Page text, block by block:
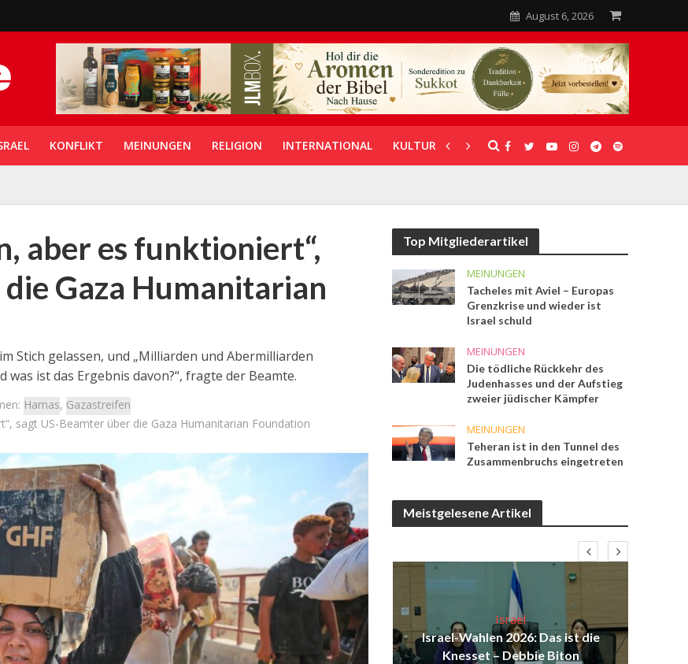
August 6, 2026
KONFLIKT MEINUNGEN RELIGION INTERNATIONAL KULTUR UNTERSTÜTZUNG
aber es funktioniert“,
Gaza Humanitarian
Stich gelassen, und „Milliarden und Abermilliarden
ist das Ergebnis davon?“, fragte der Beamte.
Hamas, Gazastreifen
sagt US-Beamter über die Gaza Humanitarian Foundation
Top Mitgliederartikel
MEINUNGEN
Tacheles mit Aviel – Europas
Grenzkrise und wieder ist
Israel schuld
MEINUNGEN
Die tödliche Rückkehr des
Judenhasses und der Aufstieg
zweier jüdischer Kämpfer
MEINUNGEN
Teheran ist in den Tunnel des
Zusammenbruchs eingetreten
Meistgelesene Artikel
2026: Das ist
Beliak
Israel
Israelische Wahlen 2026: Das ist
die Knesset – Moshe Abutbul
Israel
Israel-Wahlen 2026: Das ist die
Knesset – Debbie Biton